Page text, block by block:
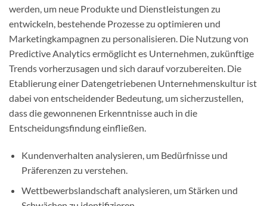
werden, um neue Produkte und Dienstleistungen zu
entwickeln, bestehende Prozesse zu optimieren und
Marketingkampagnen zu personalisieren. Die Nutzung von
Predictive Analytics ermöglicht es Unternehmen, zukünftige
Trends vorherzusagen und sich darauf vorzubereiten. Die
Etablierung einer Datengetriebenen Unternehmenskultur ist
dabei von entscheidender Bedeutung, um sicherzustellen,
dass die gewonnenen Erkenntnisse auch in die
Entscheidungsfindung einfließen.
Kundenverhalten analysieren, um Bedürfnisse und
Präferenzen zu verstehen.
Wettbewerbslandschaft analysieren, um Stärken und